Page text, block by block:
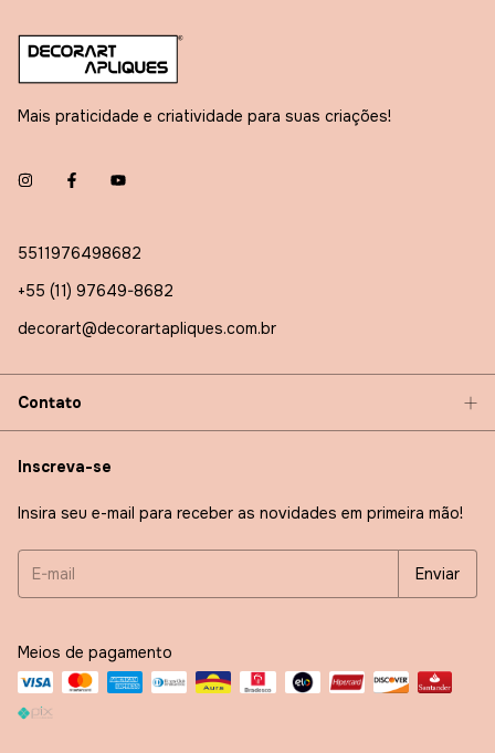
Mais praticidade e criatividade para suas criações!
5511976498682
+55 (11) 97649-8682
decorart@decorartapliques.com.br
Contato
Inscreva-se
Insira seu e-mail para receber as novidades em primeira mão!
Meios de pagamento